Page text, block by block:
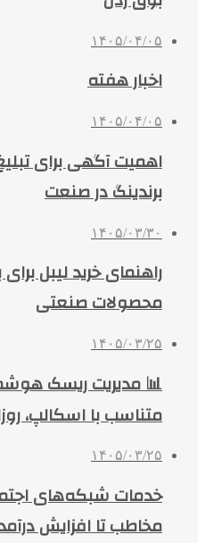
۱۴۰۵/۰۴/۰۵
اخبار هفته
۱۴۰۵/۰۴/۰۵
اهمیت آگهی برای
برندینگ در صنعت
۱۴۰۵/۰۳/۳۰
راهنمای خرید لیبل
محصولات صنعتی
۱۴۰۵/۰۳/۲۵
📊 مدیریت ریسک
متناسب با اسکالپ،
۱۴۰۵/۰۳/۲۵
مخاطب تا افزایش